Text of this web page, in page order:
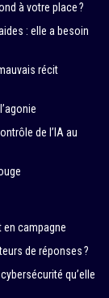
à votre place ?
: elle a besoin
récit
de l’IA au
en campagne
de réponses ?
qu’elle